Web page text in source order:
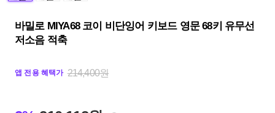
바밀로 MIYA68 코이 비단잉어 키보드 영문 68키 유무선
저소음 적축
앱 전용 혜택가 214,400원